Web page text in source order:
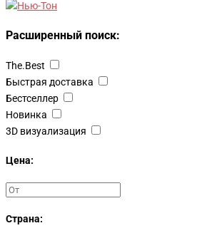
Расширенный поиск:
The.Best
Быстрая доставка
Бестселлер
Новинка
3D визуализация
Цена:
Страна: